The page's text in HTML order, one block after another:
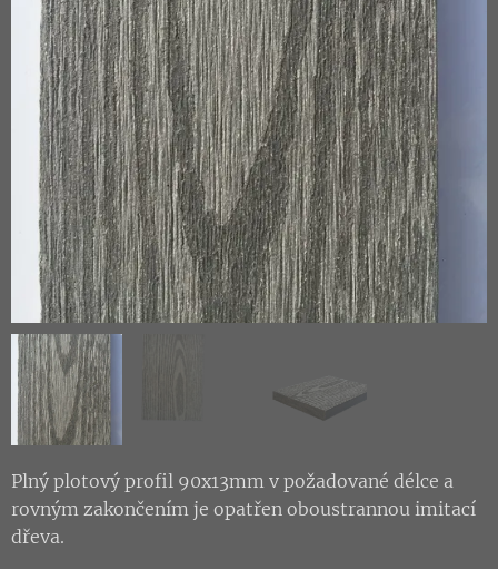
Plný plotový profil 90x13mm v požadované délce a
rovným zakončením je opatřen oboustrannou imitací
dřeva.